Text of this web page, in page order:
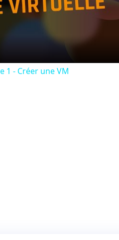
1 - Créer une VM